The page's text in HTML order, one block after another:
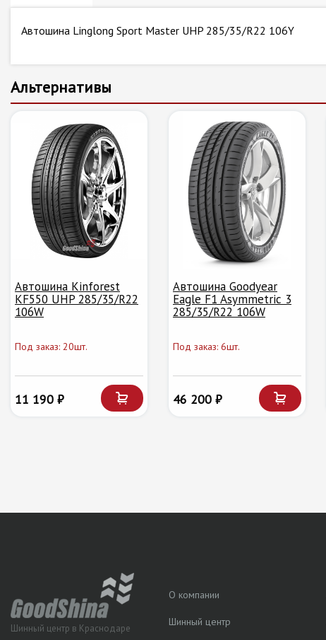
Автошина Linglong Sport Master UHP 285/35/R22 106Y
Альтернативы
Автошина Kinforest
KF550 UHP 285/35/R22
106W
Под заказ: 20шт.
11 190 ₽
Автошина Goodyear
Eagle F1 Asymmetric 3
285/35/R22 106W
Под заказ: 6шт.
46 200 ₽
Шинный центр в Краснодаре
О компании
Шинный центр